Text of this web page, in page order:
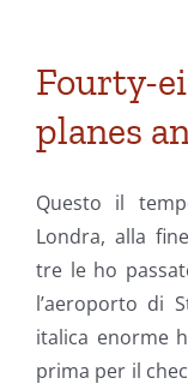
Fourty-
planes
Questo il
Londra, alla
tre le ho
l’aeroporto di
italica enorme
prima per il